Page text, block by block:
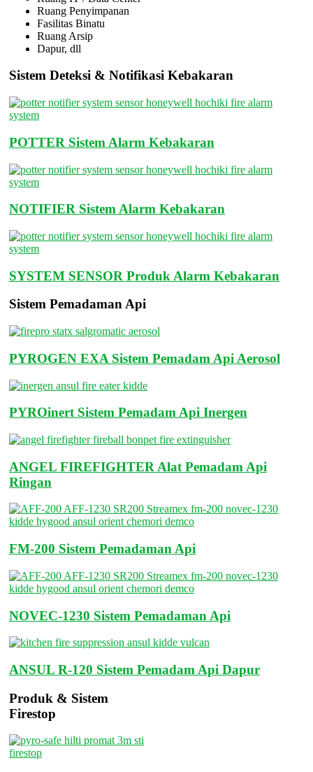
Ruang Penyimpanan
Fasilitas Binatu
Ruang Arsip
Dapur, dll
Sistem Deteksi & Notifikasi Kebakaran
POTTER Sistem Alarm Kebakaran
NOTIFIER Sistem Alarm Kebakaran
SYSTEM SENSOR Produk Alarm Kebakaran
Sistem Pemadaman Api
PYROGEN EXA Sistem Pemadam Api Aerosol
PYROinert Sistem Pemadam Api Inergen
ANGEL FIREFIGHTER Alat Pemadam Api
Ringan
FM-200 Sistem Pemadaman Api
NOVEC-1230 Sistem Pemadaman Api
ANSUL R-120 Sistem Pemadam Api Dapur
Produk & Sistem
Firestop